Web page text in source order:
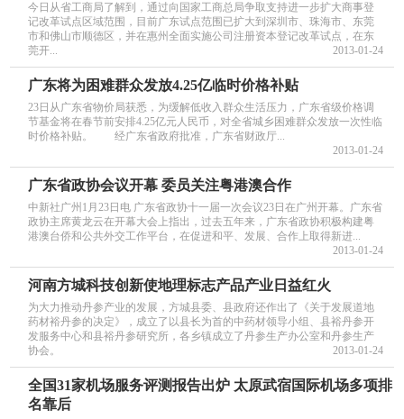
今日从省工商局了解到，通过向国家工商总局争取支持进一步扩大商事登
记改革试点区域范围，目前广东试点范围已扩大到深圳市、珠海市、东莞
市和佛山市顺德区，并在惠州全面实施公司注册资本登记改革试点，在东
莞开...
2013-01-24
广东将为困难群众发放4.25亿临时价格补贴
23日从广东省物价局获悉，为缓解低收入群众生活压力，广东省级价格调
节基金将在春节前安排4.25亿元人民币，对全省城乡困难群众发放一次性临
时价格补贴。 经广东省政府批准，广东省财政厅...
2013-01-24
广东省政协会议开幕 委员关注粤港澳合作
中新社广州1月23日电 广东省政协十一届一次会议23日在广州开幕。广东省
政协主席黄龙云在开幕大会上指出，过去五年来，广东省政协积极构建粤
港澳台侨和公共外交工作平台，在促进和平、发展、合作上取得新进...
2013-01-24
河南方城科技创新使地理标志产品产业日益红火
为大力推动丹参产业的发展，方城县委、县政府还作出了《关于发展道地
药材裕丹参的决定》，成立了以县长为首的中药材领导小组、县裕丹参开
发服务中心和县裕丹参研究所，各乡镇成立了丹参生产办公室和丹参生产
协会。
2013-01-24
全国31家机场服务评测报告出炉 太原武宿国际机场多项排
名靠后